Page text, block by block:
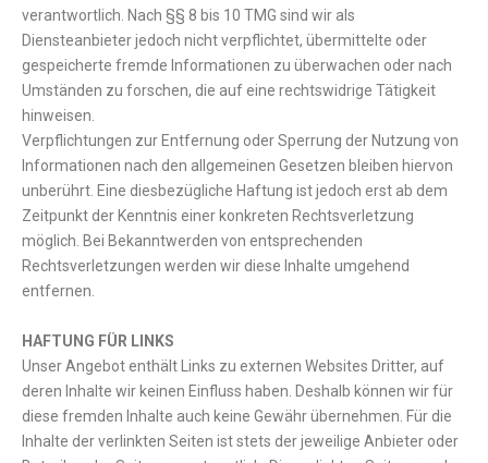
verantwortlich. Nach §§ 8 bis 10 TMG sind wir als
Diensteanbieter jedoch nicht verpflichtet, übermittelte oder
gespeicherte fremde Informationen zu überwachen oder nach
Umständen zu forschen, die auf eine rechtswidrige Tätigkeit
hinweisen.
Verpflichtungen zur Entfernung oder Sperrung der Nutzung von
Informationen nach den allgemeinen Gesetzen bleiben hiervon
unberührt. Eine diesbezügliche Haftung ist jedoch erst ab dem
Zeitpunkt der Kenntnis einer konkreten Rechtsverletzung
möglich. Bei Bekanntwerden von entsprechenden
Rechtsverletzungen werden wir diese Inhalte umgehend
entfernen.
HAFTUNG FÜR LINKS
Unser Angebot enthält Links zu externen Websites Dritter, auf
deren Inhalte wir keinen Einfluss haben. Deshalb können wir für
diese fremden Inhalte auch keine Gewähr übernehmen. Für die
Inhalte der verlinkten Seiten ist stets der jeweilige Anbieter oder